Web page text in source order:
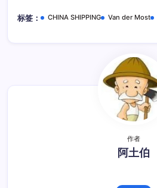
标签： CHINA SHIPPING Van der Most
作者
阿土伯